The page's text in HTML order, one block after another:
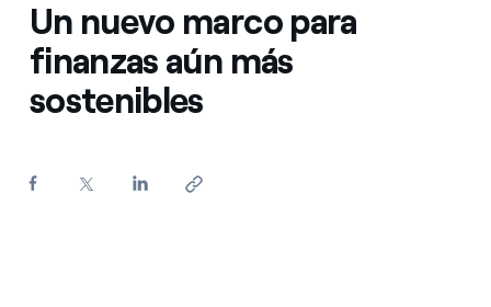
Un nuevo marco para
finanzas aún más
sostenibles